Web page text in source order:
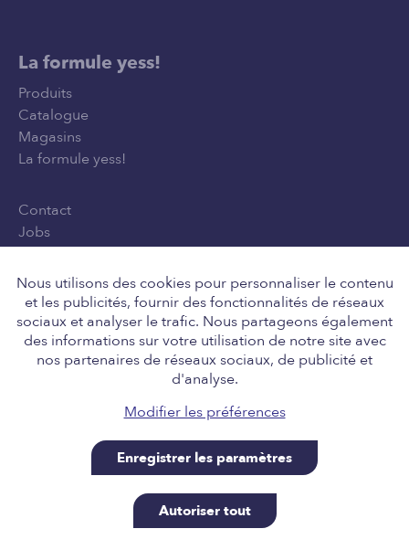
Nous utilisons des cookies pour personnaliser le contenu
et les publicités, fournir des fonctionnalités de réseaux
sociaux et analyser le trafic. Nous partageons également
des informations sur votre utilisation de notre site avec
nos partenaires de réseaux sociaux, de publicité et
d'analyse.
Modifier les préférences
Enregistrer les paramètres
Autoriser tout
La formule yess!
Produits
Catalogue
Magasins
La formule yess!
Contact
Jobs
Privacy Policy
Conditions générales d'utilisation
Suivez-nous
Retail Team nv, Engelstraat 8, 8211 Aartrijke BE
0646.705.037, tel 050 14 01 10, info@yess.be. A site
powered by SiteManager, for our good friends at yess!